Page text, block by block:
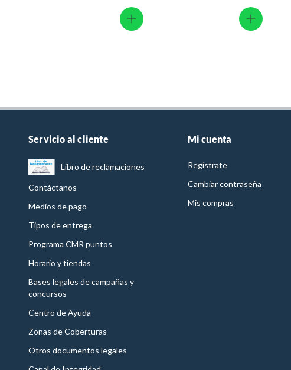
Servicio al cliente
Libro de reclamaciones
Contáctanos
Medios de pago
Tipos de entrega
Programa CMR puntos
Horario y tiendas
Bases legales de campañas y
concursos
Centro de Ayuda
Zonas de Coberturas
Otros documentos legales
Mi cuenta
Regístrate
Cambiar contraseña
Mis compras